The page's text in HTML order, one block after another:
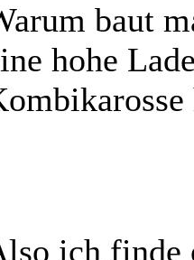
baut
hohe
ich finde